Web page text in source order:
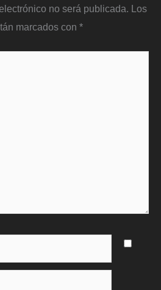
no será publicada.
Los
marcados con *